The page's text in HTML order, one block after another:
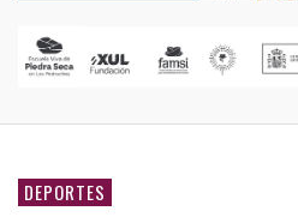
DEPORTES